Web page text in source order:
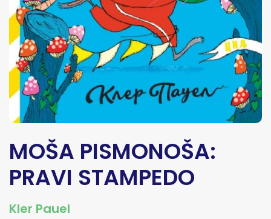
MOŠA PISMONOŠA:
PRAVI STAMPEDO
Kler Pauel